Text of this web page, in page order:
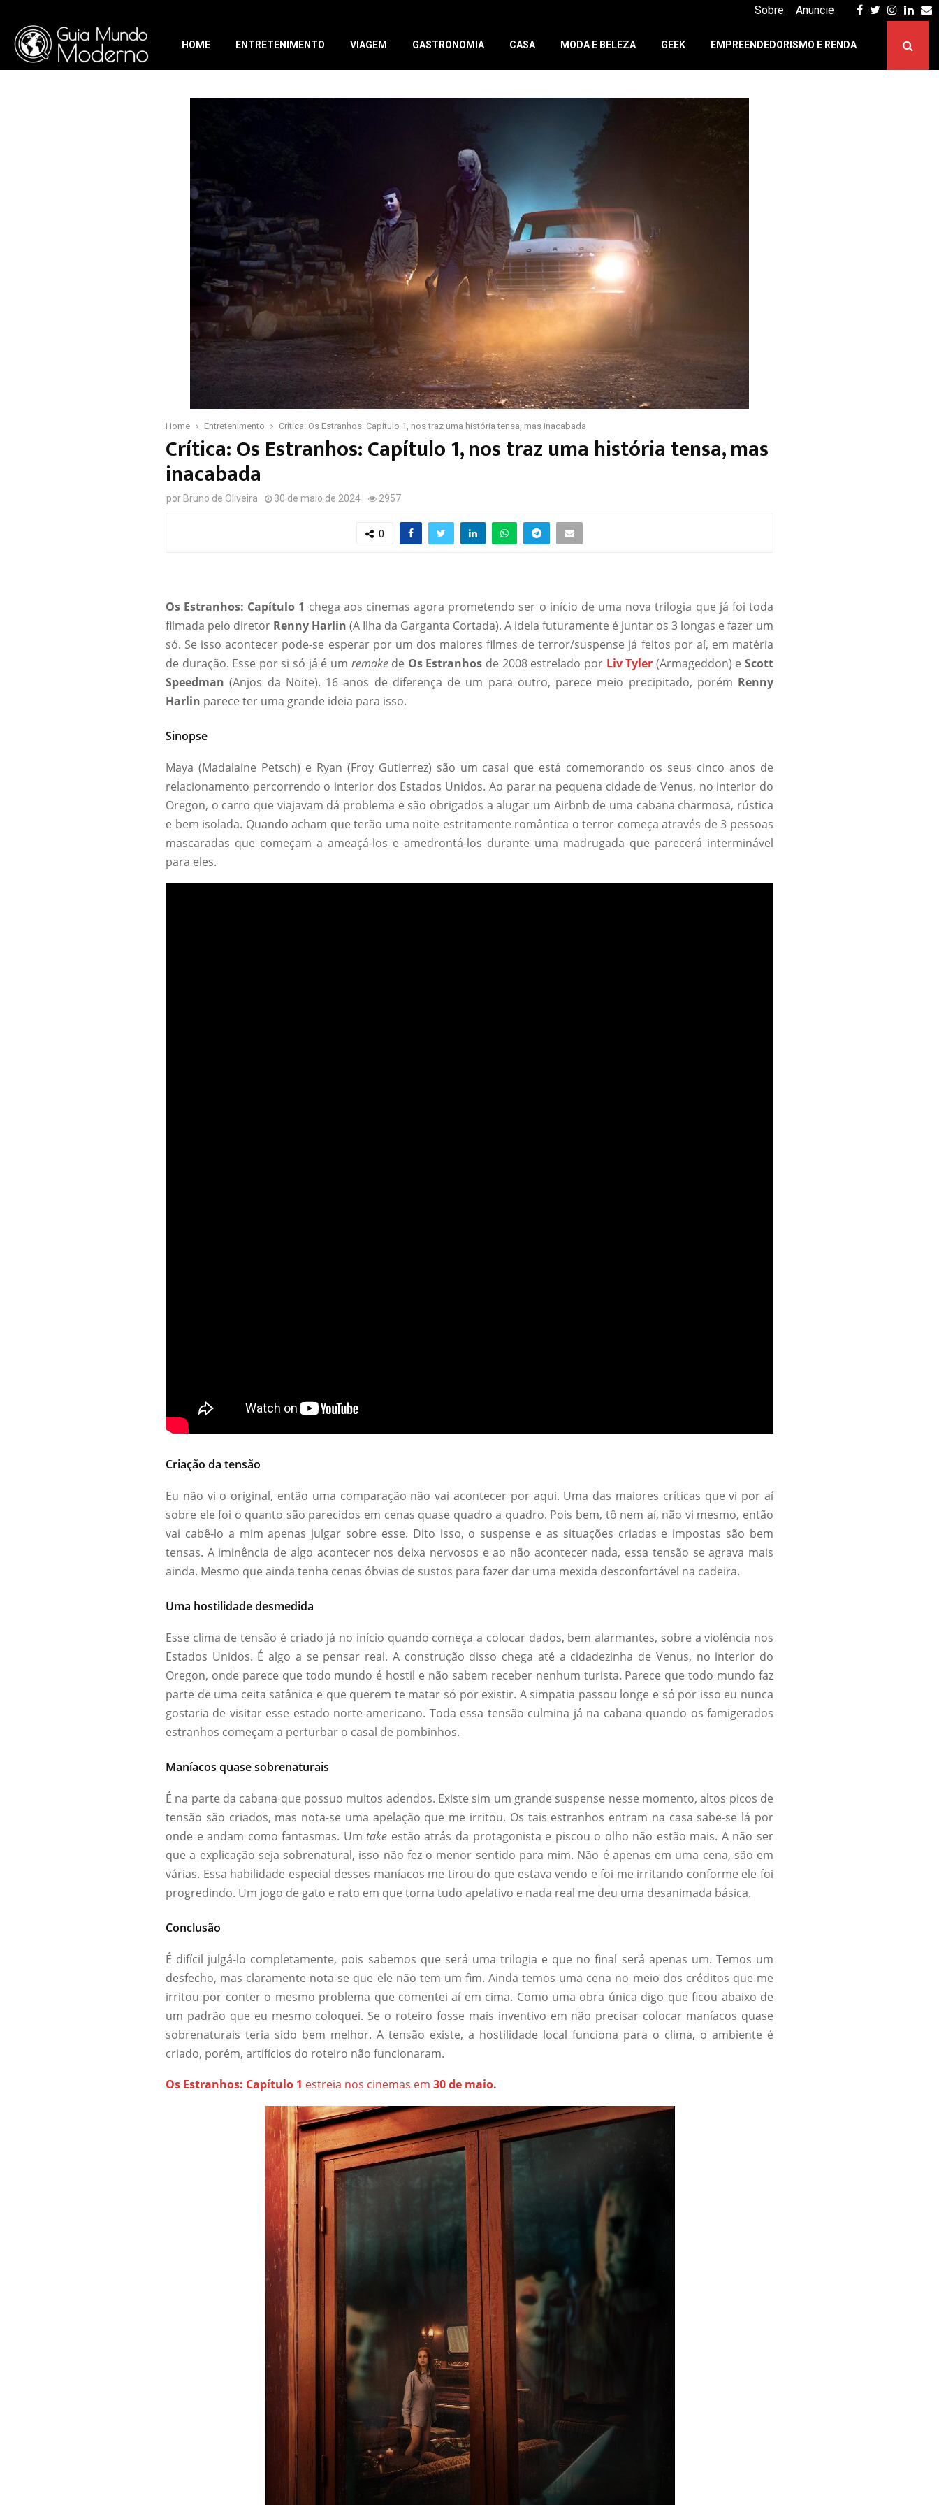
Facebook
Twitter
Sobre Anuncie
HOME ENTRETENIMENTO VIAGEM GASTRONOMIA CASA MODA E BELEZA GEEK EMPREENDEDORISMO E RENDA
Home Entretenimento Crítica: Os Estranhos: Capítulo 1, nos traz uma história tensa, mas inacabada
Crítica: Os Estranhos: Capítulo 1, nos traz uma história tensa, mas
inacabada
por Bruno de Oliveira 30 de maio de 2024 2957
0
Os Estranhos: Capítulo 1 chega aos cinemas agora prometendo ser o início de uma nova trilogia que já foi toda
filmada pelo diretor Renny Harlin (A Ilha da Garganta Cortada). A ideia futuramente é juntar os 3 longas e fazer um
só. Se isso acontecer pode-se esperar por um dos maiores filmes de terror/suspense já feitos por aí, em matéria
de duração. Esse por si só já é um remakede Os Estranhos de 2008 estrelado por Liv Tyler (Armageddon) eScott
Speedman (Anjos da Noite). 16 anos de diferença de um para outro, parece meio precipitado, porém Renny
Harlin parece ter uma grande ideia para isso.
Sinopse
Maya (Madalaine Petsch) e Ryan (Froy Gutierrez) são um casal que está comemorando os seus cinco anos de
relacionamento percorrendo o interior dos Estados Unidos. Ao parar na pequena cidade de Venus, no interior do
Oregon, o carro que viajavam dá problema e são obrigados a alugar um Airbnb de uma cabana charmosa, rústica
e bem isolada. Quando acham que terão uma noite estritamente romântica o terror começa através de 3 pessoas
mascaradas que começam a ameaçá-los e amedrontá-los durante uma madrugada que parecerá interminável
para eles.
Criação da tensão
Eu não vi o original, então uma comparação não vai acontecer por aqui. Uma das maiores críticas que vi por aí
sobre ele foi o quanto são parecidos em cenas quase quadro a quadro. Pois bem, tô nem aí, não vi mesmo, então
vai cabê-lo a mim apenas julgar sobre esse. Dito isso, o suspense e as situações criadas e impostas são bem
tensas. A iminência de algo acontecer nos deixa nervosos e ao não acontecer nada, essa tensão se agrava mais
ainda. Mesmo que ainda tenha cenas óbvias de sustos para fazer dar uma mexida desconfortável na cadeira.
Uma hostilidade desmedida
Esse clima de tensão é criado já no início quando começa a colocar dados, bem alarmantes, sobre a violência nos
Estados Unidos. É algo a se pensar real. A construção disso chega até a cidadezinha de Venus, no interior do
Oregon, onde parece que todo mundo é hostil e não sabem receber nenhum turista. Parece que todo mundo faz
parte de uma ceita satânica e que querem te matar só por existir. A simpatia passou longe e só por isso eu nunca
gostaria de visitar esse estado norte-americano. Toda essa tensão culmina já na cabana quando os famigerados
estranhos começam a perturbar o casal de pombinhos.
Maníacos quase sobrenaturais
É na parte da cabana que possuo muitos adendos. Existe sim um grande suspense nesse momento, altos picos de
tensão são criados, mas nota-se uma apelação que me irritou. Os tais estranhos entram na casa sabe-se lá por
onde e andam como fantasmas. Um take estão atrás da protagonista e piscou o olho não estão mais. A não ser
que a explicação seja sobrenatural, isso não fez o menor sentido para mim. Não é apenas em uma cena, são em
várias. Essa habilidade especial desses maníacos me tirou do que estava vendo e foi me irritando conforme ele foi
progredindo. Um jogo de gato e rato em que torna tudo apelativo e nada real me deu uma desanimada básica.
Conclusão
É difícil julgá-lo completamente, pois sabemos que será uma trilogia e que no final será apenas um. Temos um
desfecho, mas claramente nota-se que ele não tem um fim. Ainda temos uma cena no meio dos créditos que me
irritou por conter o mesmo problema que comentei aí em cima. Como uma obra única digo que ficou abaixo de
um padrão que eu mesmo coloquei. Se o roteiro fosse mais inventivo em não precisar colocar maníacos quase
sobrenaturais teria sido bem melhor. A tensão existe, a hostilidade local funciona para o clima, o ambiente é
criado, porém, artifícios do roteiro não funcionaram.
Os Estranhos: Capítulo 1 estreia nos cinemas em 30 de maio.